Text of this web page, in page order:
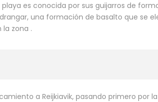
es conocida por sus guijarros de
una formación de basalto que se
zona .
a Reijkiavik, pasando primero por